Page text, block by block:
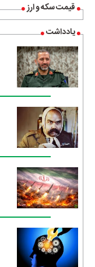
قیمت سکه و ارز
یادداشت